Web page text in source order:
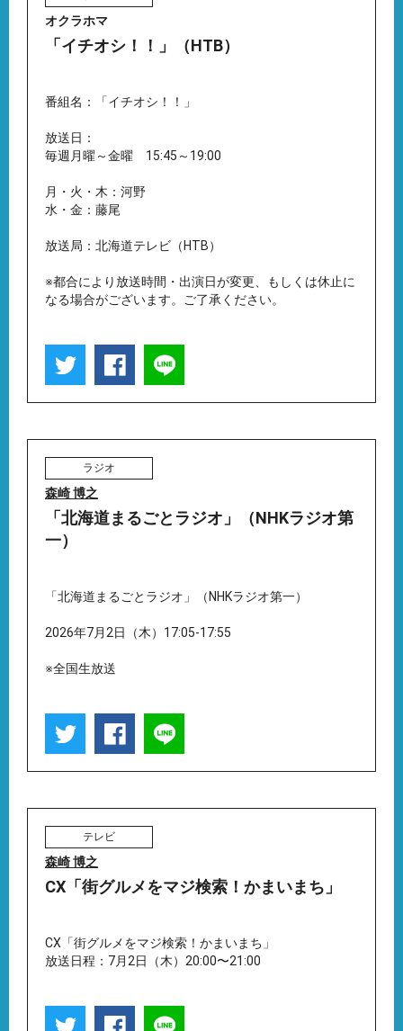
オクラホマ
「イチオシ！！」（HTB）
番組名：「イチオシ！！」
放送日：
毎週月曜～金曜 15:45～19:00
月・火・木：河野
水・金：藤尾
放送局：北海道テレビ（HTB）
※都合により放送時間・出演日が変更、もしくは休止に
なる場合がございます。ご了承ください。
ラジオ
森崎 博之
「北海道まるごとラジオ」（NHKラジオ第
一）
「北海道まるごとラジオ」（NHKラジオ第一）
2026年7月2日（木）17:05-17:55
※全国生放送
テレビ
森崎 博之
CX「街グルメをマジ検索！かまいまち」
CX「街グルメをマジ検索！かまいまち」
放送日程：7月2日（木）20:00〜21:00